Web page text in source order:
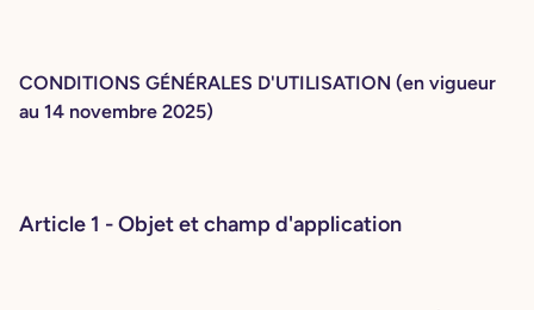
CONDITIONS GÉNÉRALES D'UTILISATION (en vigueur
au 14 novembre 2025)
Article 1 - Objet et champ d'application